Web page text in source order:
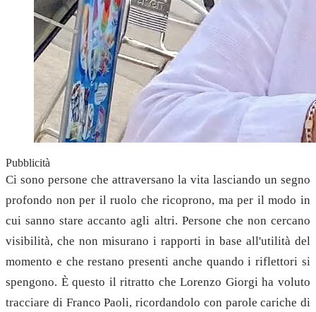
Pubblicità
Ci sono persone che attraversano la vita lasciando un segno
profondo non per il ruolo che ricoprono, ma per il modo in
cui sanno stare accanto agli altri. Persone che non cercano
visibilità, che non misurano i rapporti in base all'utilità del
momento e che restano presenti anche quando i riflettori si
spengono. È questo il ritratto che Lorenzo Giorgi ha voluto
tracciare di Franco Paoli, ricordandolo con parole cariche di